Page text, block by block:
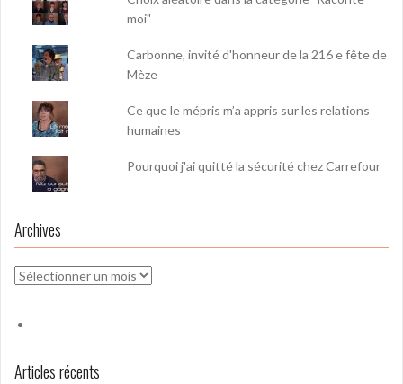
moi"
Carbonne, invité d'honneur de la 216 e fête de
Mèze
Ce que le mépris m’a appris sur les relations
humaines
Pourquoi j'ai quitté la sécurité chez Carrefour
Archives
Archives
Articles récents